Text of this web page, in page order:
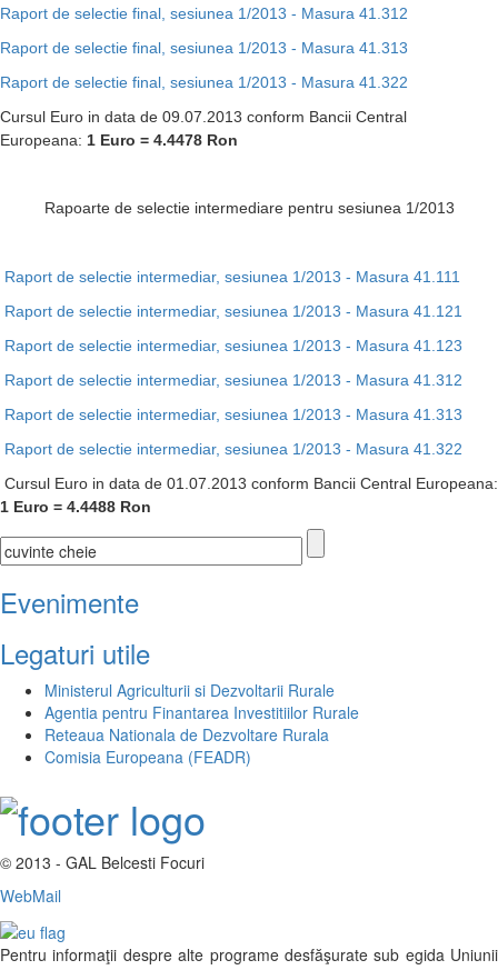
Raport de selectie final, sesiunea 1/2013 - Masura 41.312
Raport de selectie final, sesiunea 1/2013 - Masura 41.313
Raport de selectie final, sesiunea 1/2013 - Masura 41.322
Cursul Euro in data de 09.07.2013 conform Bancii Central
Europeana: 1 Euro = 4.4478 Ron
Rapoarte de selectie intermediare pentru sesiunea 1/2013
Raport de selectie intermediar, sesiunea 1/2013 - Masura 41.111
Raport de selectie intermediar, sesiunea 1/2013 - Masura 41.121
Raport de selectie intermediar, sesiunea 1/2013 - Masura 41.123
Raport de selectie intermediar, sesiunea 1/2013 - Masura 41.312
Raport de selectie intermediar, sesiunea 1/2013 - Masura 41.313
Raport de selectie intermediar, sesiunea 1/2013 - Masura 41.322
Cursul Euro in data de 01.07.2013 conform Bancii Central Europeana:
1 Euro = 4.4488 Ron
Evenimente
Legaturi utile
Ministerul Agriculturii si Dezvoltarii Rurale
Agentia pentru Finantarea Investitiilor Rurale
Reteaua Nationala de Dezvoltare Rurala
Comisia Europeana (FEADR)
© 2013 - GAL Belcesti Focuri
WebMail
Pentru informaţii despre alte programe desfăşurate sub egida Uniunii